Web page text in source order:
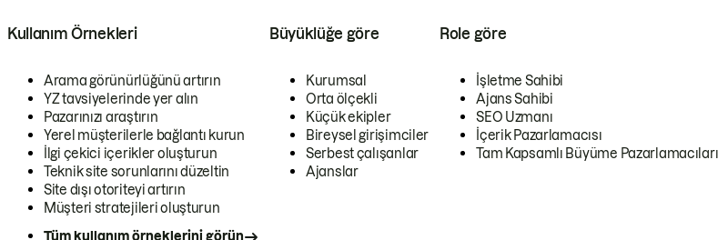
Kullanım Örnekleri
Arama görünürlüğünü artırın
YZ tavsiyelerinde yer alın
Pazarınızı araştırın
Yerel müşterilerle bağlantı kurun
İlgi çekici içerikler oluşturun
Teknik site sorunlarını düzeltin
Site dışı otoriteyi artırın
Müşteri stratejileri oluşturun
Tüm kullanım örneklerini görün
Büyüklüğe göre
Kurumsal
Orta ölçekli
Küçük ekipler
Bireysel girişimciler
Serbest çalışanlar
Ajanslar
Role göre
İşletme Sahibi
Ajans Sahibi
SEO Uzmanı
İçerik Pazarlamacısı
Tam Kapsamlı Büyüme Pazarlamacıları